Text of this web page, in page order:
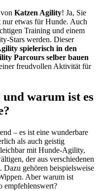
Katzen Agility! Ja, Sie
etwas für Hunde. Auch
Training und einem
Stars werden. Dieser
spielerisch in den
Parcours selber bauen
freudvollen Aktivität für
warum ist es
– es ist eine wunderbare
als auch geistig
mit Hunde-Agility,
der aus verschiedenen
Dazu gehören beispielsweise
Aber warum ist
empfehlenswert?